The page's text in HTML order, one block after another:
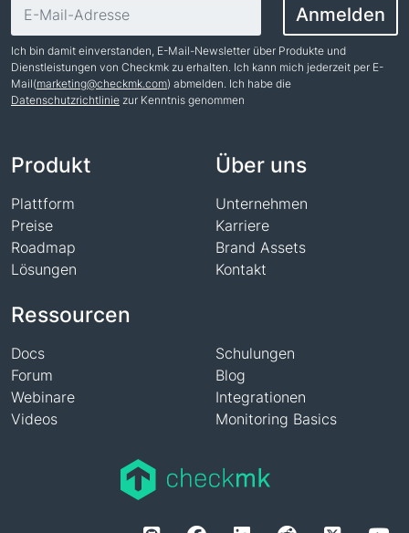
Anmelden
Ich bin damit einverstanden, E-Mail-Newsletter über Produkte und
Dienstleistungen von Checkmk zu erhalten. Ich kann mich jederzeit per E-
Mail(marketing@checkmk.com) abmelden. Ich habe die
Datenschutzrichtlinie zur Kenntnis genommen
Produkt
Plattform
Preise
Roadmap
Lösungen
Ressourcen
Docs
Forum
Webinare
Videos
Schulungen
Blog
Integrationen
Monitoring Basics
Über uns
Unternehmen
Karriere
Brand Assets
Kontakt